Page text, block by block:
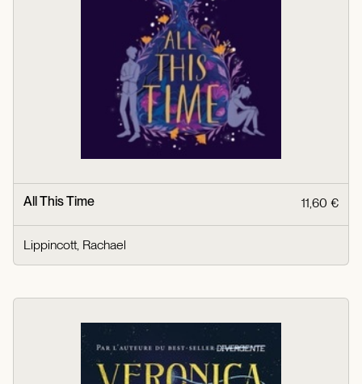
All This Time 11,60 €
Lippincott, Rachael